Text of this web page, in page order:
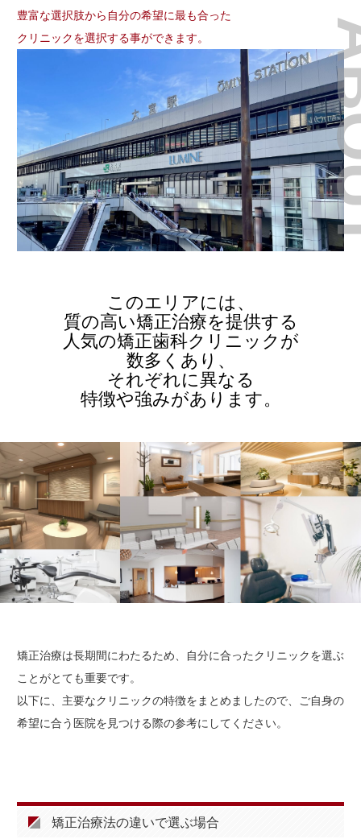
豊富な選択肢から自分の希望に最も合った
クリニックを選択する事ができます。
このエリアには、
質の高い矯正治療を提供する
人気の矯正歯科クリニックが
数多くあり、
それぞれに異なる
特徴や強みがあります。
矯正治療は長期間にわたるため、自分に合ったクリニックを選ぶ
ことがとても重要です。
以下に、主要なクリニックの特徴をまとめましたので、ご自身の
希望に合う医院を見つける際の参考にしてください。
矯正治療法の違いで選ぶ場合